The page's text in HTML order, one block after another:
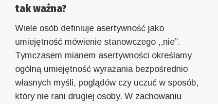
tak ważna?
Wiele osób definiuje asertywność jako
umiejętność mówienie stanowczego ,,nie”.
Tymczasem mianem asertywności określamy
ogólną umiejętność wyrażania bezpośrednio
własnych myśli, poglądów czy uczuć w sposób,
który nie rani drugiej osoby. W zachowaniu